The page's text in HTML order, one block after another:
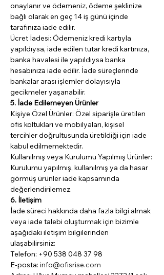
onaylanır ve ödemeniz, ödeme şeklinize
bağlı olarak en geç 14 iş günü içinde
tarafınıza iade edilir.
Ücret İadesi: Ödemeniz kredi kartıyla
yapıldıysa, iade edilen tutar kredi kartınıza,
banka havalesi ile yapıldıysa banka
hesabınıza iade edilir. İade süreçlerinde
bankalar arası işlemler dolayısıyla
gecikmeler yaşanabilir.
5. İade Edilemeyen Ürünler
Kişiye Özel Ürünler: Özel siparişle üretilen
ofis koltukları ve mobilyaları, kişisel
tercihler doğrultusunda üretildiği için iade
kabul edilmemektedir.
Kullanılmış veya Kurulumu Yapılmış Ürünler:
Kurulumu yapılmış, kullanılmış ya da hasar
görmüş ürünler iade kapsamında
değerlendirilemez.
6. İletişim
İade süreci hakkında daha fazla bilgi almak
veya iade talebi oluşturmak için bizimle
aşağıdaki iletişim bilgilerinden
ulaşabilirsiniz:
Telefon: +90 538 048 37 98
E-posta: info@ofisrise.com